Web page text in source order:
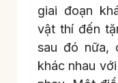
giai đoạn
vật thí đến
sau đó nữa,
khác nhau